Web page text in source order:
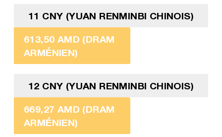
11 CNY (YUAN RENMINBI CHINOIS)
613,50 AMD (DRAM
ARMÉNIEN)
12 CNY (YUAN RENMINBI CHINOIS)
669,27 AMD (DRAM
ARMÉNIEN)